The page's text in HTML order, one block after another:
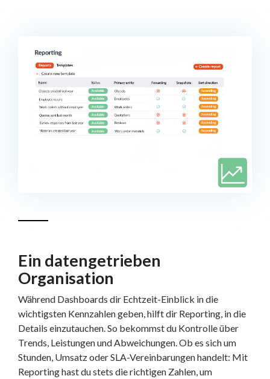
Ein datengetrieben
Organisation
Während Dashboards dir Echtzeit-Einblick in die
wichtigsten Kennzahlen geben, hilft dir Reporting, in die
Details einzutauchen. So bekommst du Kontrolle über
Trends, Leistungen und Abweichungen. Ob es sich um
Stunden, Umsatz oder SLA-Vereinbarungen handelt: Mit
Reporting hast du stets die richtigen Zahlen, um